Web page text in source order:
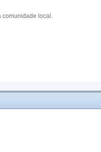
comunidade local.